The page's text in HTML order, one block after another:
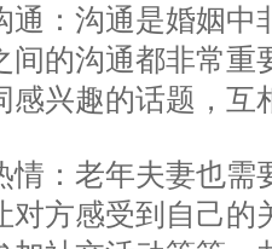
通：沟通是婚姻中
间的沟通都非常重
感兴趣的话题，互
情：老年夫妻也需
对方感受到自己的